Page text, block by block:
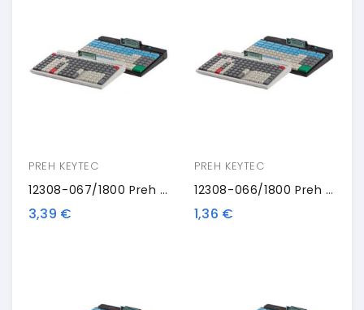
PREH KEYTEC
12308-067/1800 Preh 4-Key, Black
3,39 €
PREH KEYTEC
12308-066/1800 Preh Double Key, Black
1,36 €